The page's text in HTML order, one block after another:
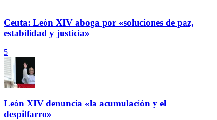
Ceuta: León XIV aboga por «soluciones de paz,
estabilidad y justicia»
5
León XIV denuncia «la acumulación y el
despilfarro»